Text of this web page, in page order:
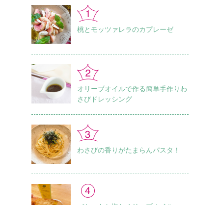
桃とモッツァレラのカプレーゼ
オリーブオイルで作る簡単手作りわ
さびドレッシング
わさびの香りがたまらんパスタ！